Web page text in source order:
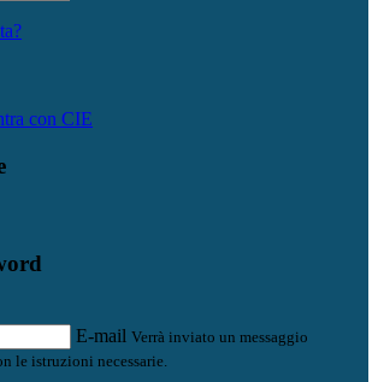
con CIE
E-mail Verrà inviato un messaggio
le istruzioni necessarie.